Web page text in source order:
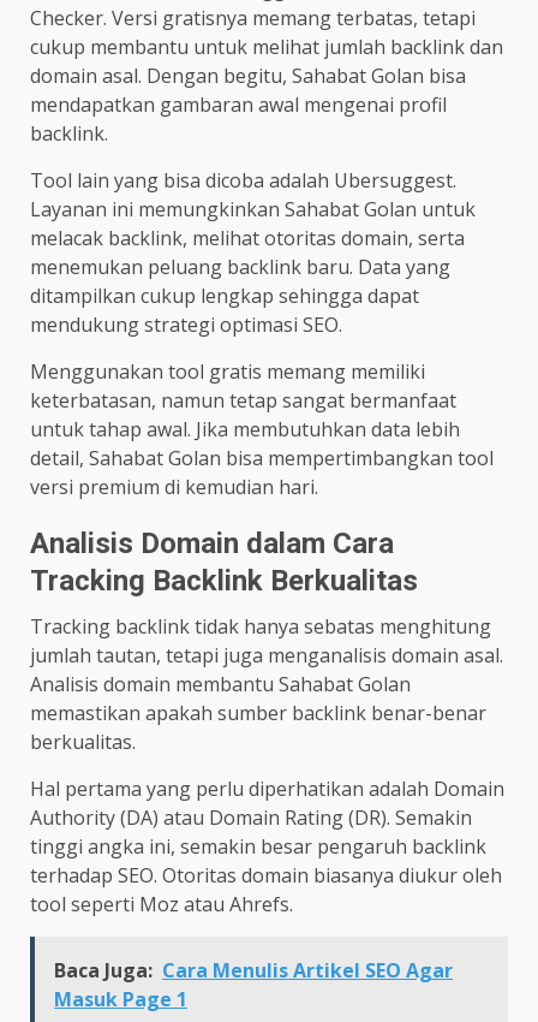
Checker. Versi gratisnya memang terbatas, tetapi
cukup membantu untuk melihat jumlah backlink dan
domain asal. Dengan begitu, Sahabat Golan bisa
mendapatkan gambaran awal mengenai profil
backlink.
Tool lain yang bisa dicoba adalah Ubersuggest.
Layanan ini memungkinkan Sahabat Golan untuk
melacak backlink, melihat otoritas domain, serta
menemukan peluang backlink baru. Data yang
ditampilkan cukup lengkap sehingga dapat
mendukung strategi optimasi SEO.
Menggunakan tool gratis memang memiliki
keterbatasan, namun tetap sangat bermanfaat
untuk tahap awal. Jika membutuhkan data lebih
detail, Sahabat Golan bisa mempertimbangkan tool
versi premium di kemudian hari.
Analisis Domain dalam Cara
Tracking Backlink Berkualitas
Tracking backlink tidak hanya sebatas menghitung
jumlah tautan, tetapi juga menganalisis domain asal.
Analisis domain membantu Sahabat Golan
memastikan apakah sumber backlink benar-benar
berkualitas.
Hal pertama yang perlu diperhatikan adalah Domain
Authority (DA) atau Domain Rating (DR). Semakin
tinggi angka ini, semakin besar pengaruh backlink
terhadap SEO. Otoritas domain biasanya diukur oleh
tool seperti Moz atau Ahrefs.
Baca Juga: Cara Menulis Artikel SEO Agar
Masuk Page 1